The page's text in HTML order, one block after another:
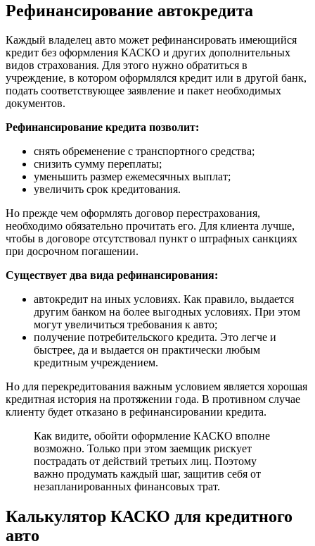
Рефинансирование автокредита
Каждый владелец авто может рефинансировать имеющийся
кредит без оформления КАСКО и других дополнительных
видов страхования. Для этого нужно обратиться в
учреждение, в котором оформлялся кредит или в другой банк,
подать соответствующее заявление и пакет необходимых
документов.
Рефинансирование кредита позволит:
снять обременение с транспортного средства;
снизить сумму переплаты;
уменьшить размер ежемесячных выплат;
увеличить срок кредитования.
Но прежде чем оформлять договор перестрахования,
необходимо обязательно прочитать его. Для клиента лучше,
чтобы в договоре отсутствовал пункт о штрафных санкциях
при досрочном погашении.
Существует два вида рефинансирования:
автокредит на иных условиях. Как правило, выдается
другим банком на более выгодных условиях. При этом
могут увеличиться требования к авто;
получение потребительского кредита. Это легче и
быстрее, да и выдается он практически любым
кредитным учреждением.
Но для перекредитования важным условием является хорошая
кредитная история на протяжении года. В противном случае
клиенту будет отказано в рефинансировании кредита.
Как видите, обойти оформление КАСКО вполне
возможно. Только при этом заемщик рискует
пострадать от действий третьих лиц. Поэтому
важно продумать каждый шаг, защитив себя от
незапланированных финансовых трат.
Калькулятор КАСКО для кредитного
авто